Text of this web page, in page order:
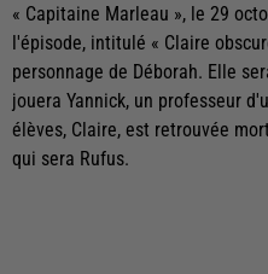
« Capitaine Marleau », le 29
l'épisode, intitulé « Claire
personnage de Déborah. Elle
jouera Yannick, un professeur
élèves, Claire, est retrouvée
qui sera Rufus.